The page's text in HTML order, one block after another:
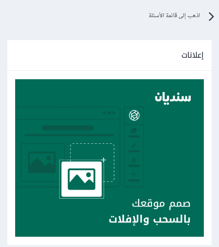
اذهب إلى قائمة الأسئلة
إعلانات